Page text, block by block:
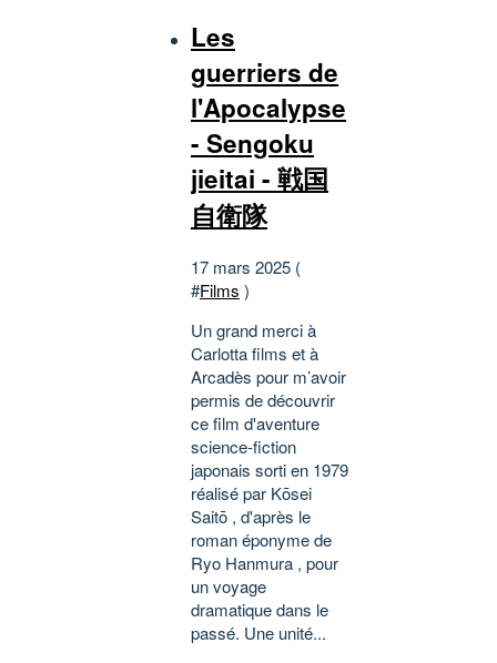
Les
guerriers de
l'Apocalypse
- Sengoku
jieitai - 戦国
自衛隊
17 mars 2025 (
#Films )
Un grand merci à
Carlotta films et à
Arcadès pour m’avoir
permis de découvrir
ce film d'aventure
science-fiction
japonais sorti en 1979
réalisé par Kōsei
Saitō , d'après le
roman éponyme de
Ryo Hanmura , pour
un voyage
dramatique dans le
passé. Une unité...